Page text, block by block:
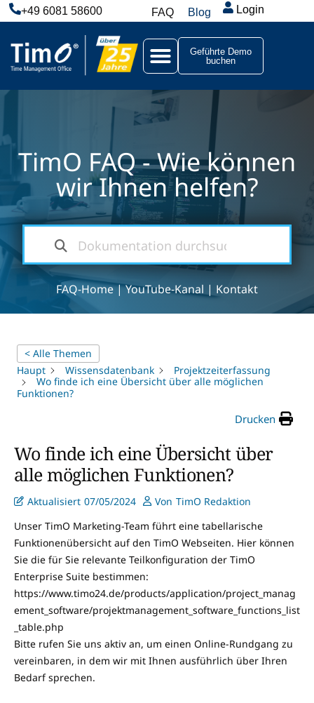
+49 6081 58600 FAQ Blog Login
Geführte Demo
buchen
TimO FAQ - Wie können
wir Ihnen helfen?
FAQ-Home|YouTube-Kanal | Kontakt
< Alle Themen
Haupt
Wissensdatenbank
Projektzeiterfassung
Wo finde ich eine Übersicht über alle möglichen
Funktionen?
Drucken
Wo finde ich eine Übersicht über
alle möglichen Funktionen?
Aktualisiert 07/05/2024 Von TimO Redaktion
Unser TimO Marketing-Team führt eine tabellarische
Funktionenübersicht auf den TimO Webseiten. Hier können
Sie die für Sie relevante Teilkonfiguration der TimO
Enterprise Suite bestimmen:
https://www.timo24.de/products/application/project_manag
ement_software/projektmanagement_software_functions_list
_table.php
Bitte rufen Sie uns aktiv an, um einen Online-Rundgang zu
vereinbaren, in dem wir mit Ihnen ausführlich über Ihren
Bedarf sprechen.